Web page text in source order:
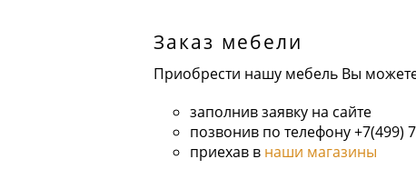
Заказ мебели
Приобрести нашу мебель Вы
заполнив заявку на сайте
позвонив по телефону +7(499)
приехав в наши магазины